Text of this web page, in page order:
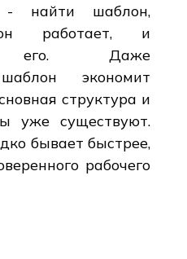
- найти шаблон,
работает, и
его. Даже
экономит
структура и
уже существуют.
бывает быстрее,
рабочего